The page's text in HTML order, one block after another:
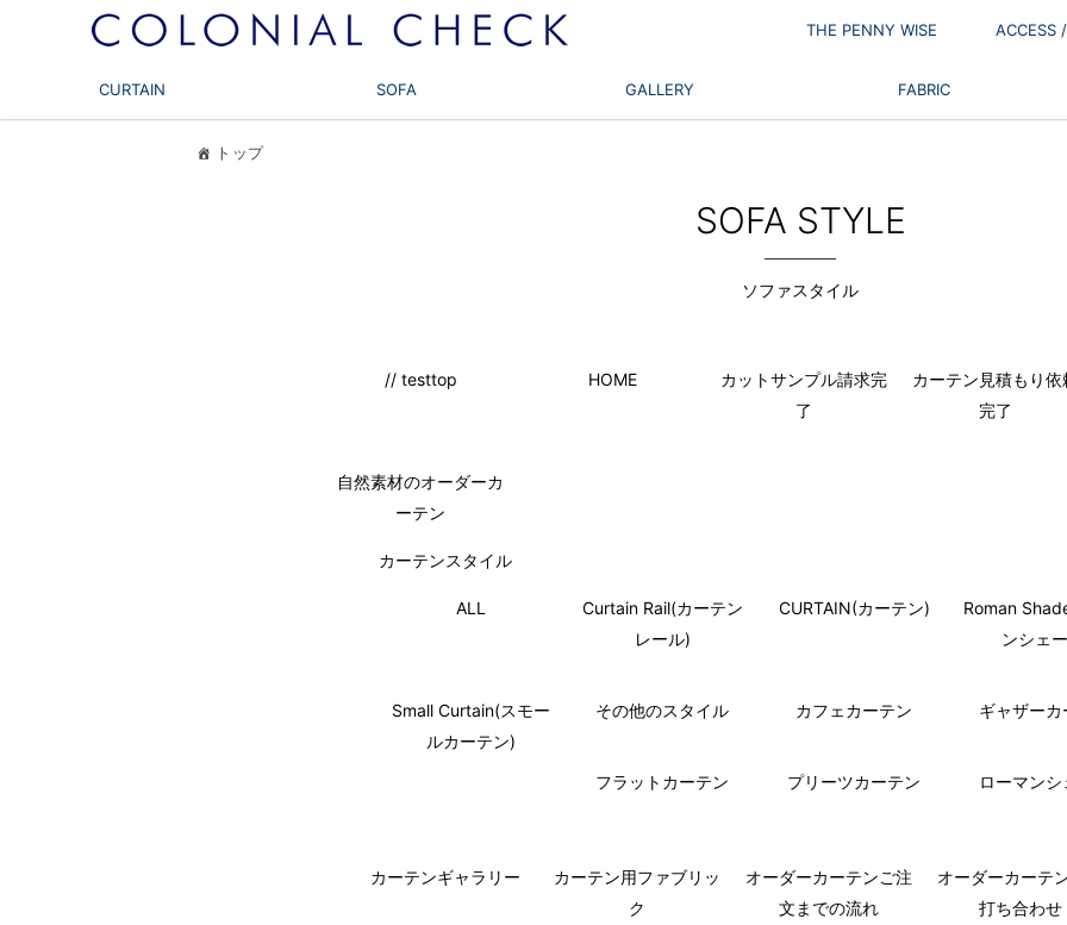
THE PENNY WISE ACCESS
CURTAIN SOFA GALLERY FABRIC
トップ
SOFA STYLE
ソファスタイル
// testtop HOME
カットサンプル請求完
了
カーテン見積もり依
完了
自然素材のオーダーカ
ーテン
カーテンスタイル
ALL
Curtain Rail(カーテン
レール)
CURTAIN(カーテン)
Roman
ンシェ
Small Curtain(スモー
ルカーテン)
その他のスタイル カフェカーテン ギャザーカ
フラットカーテン プリーツカーテン ローマンシ
カーテンギャラリー
カーテン用ファブリッ
ク
オーダーカーテンご注
文までの流れ
オーダーカーテ
打ち合わせ